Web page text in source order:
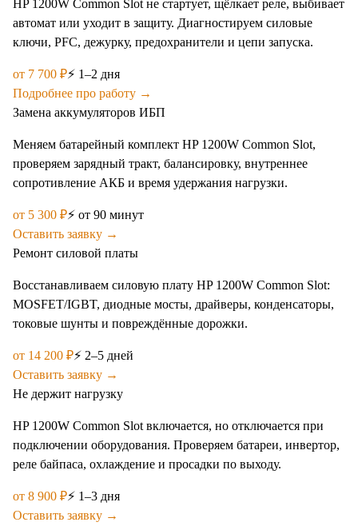
HP 1200W Common Slot не стартует, щёлкает реле, выбивает
автомат или уходит в защиту. Диагностируем силовые
ключи, PFC, дежурку, предохранители и цепи запуска.
от 7 700 ₽⚡ 1–2 дня
Подробнее про работу →
Замена аккумуляторов ИБП
Меняем батарейный комплект HP 1200W Common Slot,
проверяем зарядный тракт, балансировку, внутреннее
сопротивление АКБ и время удержания нагрузки.
от 5 300 ₽⚡ от 90 минут
Оставить заявку →
Ремонт силовой платы
Восстанавливаем силовую плату HP 1200W Common Slot:
MOSFET/IGBT, диодные мосты, драйверы, конденсаторы,
токовые шунты и повреждённые дорожки.
от 14 200 ₽⚡ 2–5 дней
Оставить заявку →
Не держит нагрузку
HP 1200W Common Slot включается, но отключается при
подключении оборудования. Проверяем батареи, инвертор,
реле байпаса, охлаждение и просадки по выходу.
от 8 900 ₽⚡ 1–3 дня
Оставить заявку →